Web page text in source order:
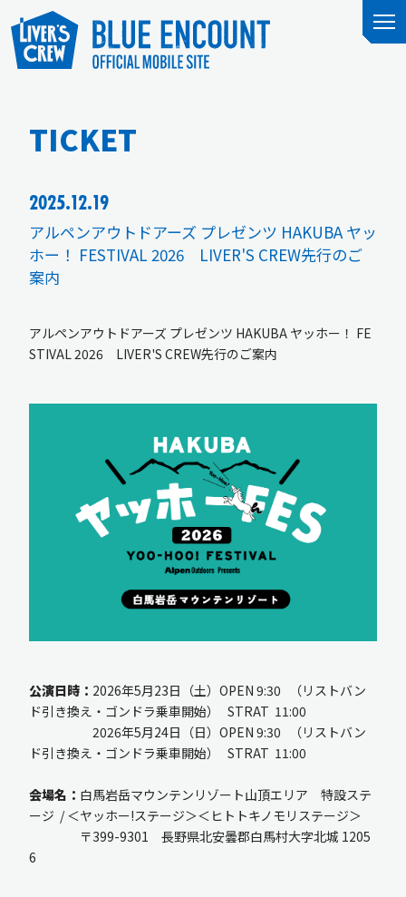
新規入会 ログイン
TICKET
2025.12.19
アルペンアウトドアーズ プレゼンツ HAKUBA ヤッ
ホー！ FESTIVAL 2026 LIVER'S CREW先行のご
案内
アルペンアウトドアーズ プレゼンツ HAKUBA ヤッホー！ FE
STIVAL 2026 LIVER'S CREW先行のご案内
公演日時： 2026年5月23日（土）OPEN 9:30 （リストバン
ド引き換え・ゴンドラ乗車開始） STRAT 11:00
2026年5月24日（日）OPEN 9:30 （リストバン
ド引き換え・ゴンドラ乗車開始） STRAT 11:00
会場名： 白馬岩岳マウンテンリゾート山頂エリア 特設ステ
ージ / ＜ヤッホー!ステージ＞＜ヒトトキノモリステージ＞
〒399-9301 長野県北安曇郡白馬村大字北城 1205
6